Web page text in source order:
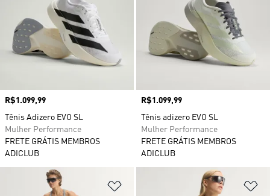
Preço
R$1.099,99
Tênis Adizero EVO SL
Mulher Performance
FRETE GRÁTIS MEMBROS
ADICLUB
Preço
R$1.099,99
Tênis adizero EVO SL
Mulher Performance
FRETE GRÁTIS MEMBROS
ADICLUB
Adicionar à Lista de Desejos